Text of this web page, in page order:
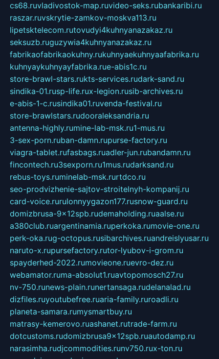
cs68.ruvladivostok-map.ruvideo-seks.rubankaribi.ru
raszar.ruvskrytie-zamkov-moskva113.ru
lipetsktelecom.rutovudyi4kuhnyanazakaz.ru
seksuzb.ruguzywia4kuhnyanazakaz.ru
fabrikaofabrikaokuhny.rukuhnyaekuhnyaafabrika.ru
kuhnyaykuhnyayfabrika.rue-abis1c.ru
store-brawl-stars.rukts-services.rudark-sand.ru
sindika-01.rusp-life.rux-legion.rusib-archives.ru
e-abis-1-c.rusindika01.ruvenda-festival.ru
store-brawlstars.rudooraleksandria.ru
antenna-highly.rumine-lab-msk.ru1-mus.ru
3-sex-porn.ruban-damn.rupurse-factory.ru
viagra-tablet.rufasbags.ruadler-jun.rubandamn.ru
fincontech.ru3sexporn.ru1mus.rudarksand.ru
rebus-toys.ruminelab-msk.rurtdco.ru
seo-prodvizhenie-sajtov-stroitelnyh-kompanij.ru
card-voice.rurulonnyygazon177.rusnow-guard.ru
domizbrusa-9x12spb.rudemaholding.ruaalse.ru
a380club.ruargentinamia.ruperkoka.rumovie-one.ru
perk-oka.rug-octopus.rusibarchives.ruandreislyusar.ru
naruto-x.rupursefactory.rutor-lyubov-i-grom.ru
spayderhed-2022.rumovieone.ruevro-dez.ru
webamator.ruma-absolut1.ruavtopomosch27.ru
nv-750.runews-plain.runertansaga.rudelanalad.ru
dizfiles.ruyoutubefree.ruaria-family.ruroadli.ru
planeta-samara.rumysmartbuy.ru
matrasy-kemerovo.ruashanet.rutrade-farm.ru
dotcustoms.rudomizbrusa9x12spb.ruautodamp.ru
narasimha.rudjcommodities.runv750.rux-ton.ru